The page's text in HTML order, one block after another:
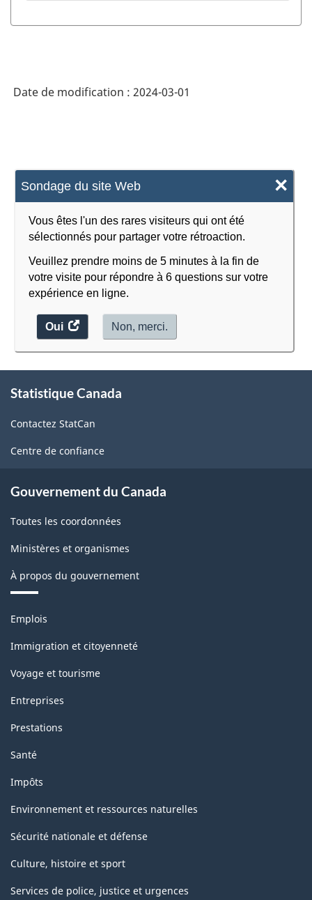
Sondage du site Web ×
Vous êtes l'un des rares visiteurs qui ont été
sélectionnés pour partager votre rétroaction.
Veuillez prendre moins de 5 minutes à la fin de
votre visite pour répondre à 6 questions sur votre
expérience en ligne.
Oui
accéder
au
Non, merci.
2023
industries
:
enregistrement
sonore
et
édition
de
-
HTML
Date de modification : 2024-03-01
propos
ce
site
Statistique Canada
Contactez StatCan
Centre de confiance
Gouvernement du Canada
Toutes les coordonnées
Ministères et organismes
À propos du gouvernement
Thèmes
sujets
Emplois
Immigration et citoyenneté
Voyage et tourisme
Entreprises
Prestations
Santé
Impôts
Environnement et ressources naturelles
Sécurité nationale et défense
Culture, histoire et sport
Services de police, justice et urgences